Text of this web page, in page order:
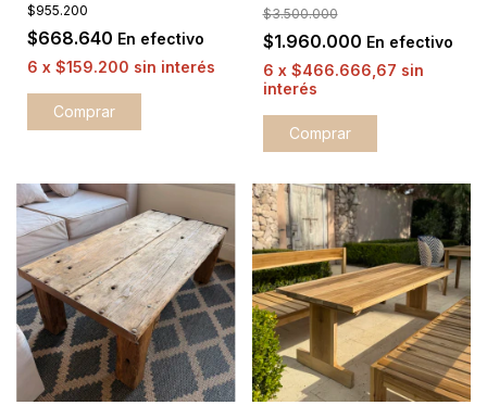
$955.200
$668.640 En efectivo
6 x $159.200 sin interés
Comprar
$3.500.000
$1.960.000 En efectivo
6 x $466.666,67 sin
interés